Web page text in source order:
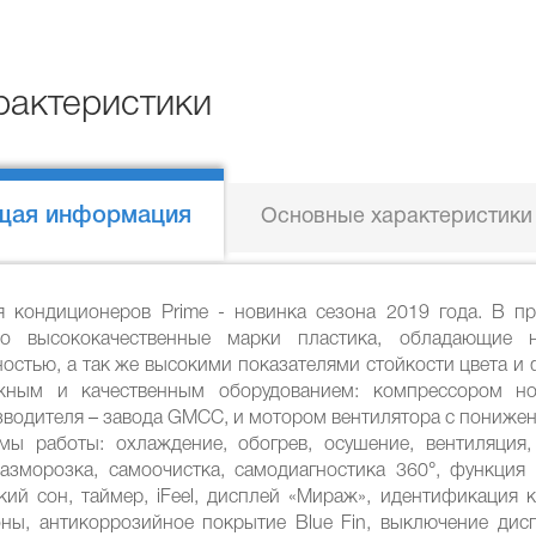
информация Основные характеристики
кондиционеров Prime - новинка сезона 2019 года. В
высококачественные марки пластика, обладающие
а так же высокими показателями стойкости цвета
и качественным оборудованием: компрессором
– завода GMCC, и мотором вентилятора с
работы: охлаждение, обогрев, осушение, вентиляция,
самоочистка, самодиагностика 360°,
сон, таймер, iFeel, дисплей «Мираж», идентификация
антикоррозийное покрытие Blue Fin, выключение